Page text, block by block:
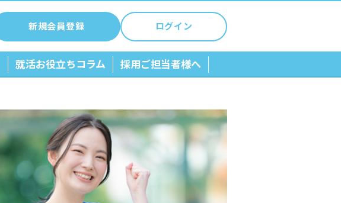
新規会員登録 ログイン
就活お役立ちコラム 採用ご担当者様へ